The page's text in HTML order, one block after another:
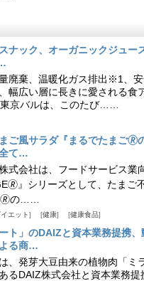
ナック、オーガニックジュー
廃棄、温暖化ガス排出※1、
幅広い層に長きに愛される食
京バルは、このたび……
ご風サラダ『まるでたまご🄬
て…
式会社は、フードサービス業
』シリーズとして、たまご
🄬の……
エット 健康 健康食品
ト」のDAIZと資本業務提携
る商…
、発芽大豆由来の植物肉「ミ
るDAIZ株式会社と資本業務提